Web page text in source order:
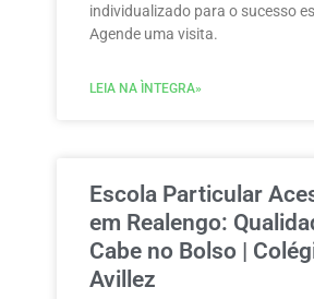
individualizado para o sucesso
Agende uma visita.
LEIA NA ÌNTEGRA»
Escola Particular
em Realengo:
Cabe no Bolso |
Avillez